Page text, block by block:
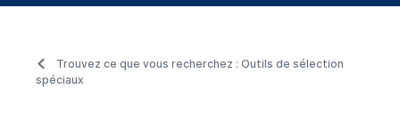
Trouvez ce que vous recherchez : Outils de sélection
spéciaux